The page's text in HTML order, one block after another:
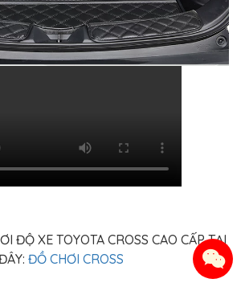
ĐỘ XE TOYOTA CROSS CAO CẤP TẠI
ĐỒ CHƠI CROSS